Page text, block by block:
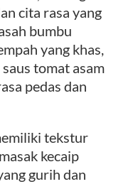
cita rasa yang
bumbu
yang khas,
tomat asam
pedas dan
tekstur
kecaip
gurih dan